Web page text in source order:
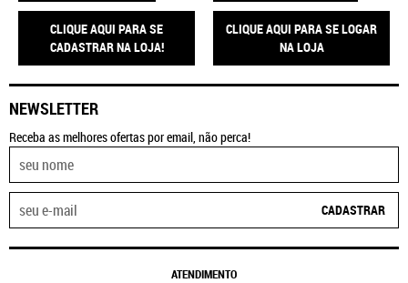
CLIQUE AQUI PARA SE
CADASTRAR NA LOJA!
CLIQUE AQUI PARA SE LOGAR
NA LOJA
NEWSLETTER
Receba as melhores ofertas por email, não perca!
CADASTRAR
ATENDIMENTO